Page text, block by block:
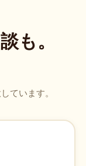
も。
ています。